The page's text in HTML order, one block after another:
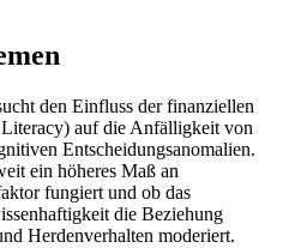
den Einfluss der finanziellen
auf die Anfälligkeit von
Entscheidungsanomalien.
ein höheres Maß an
fungiert und ob das
die Beziehung
Herdenverhalten moderiert.